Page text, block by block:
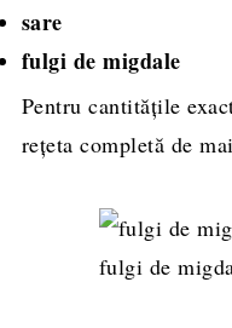
sare
fulgi de migdale
Pentru cantitățile
rețeta completă de
fulgi de